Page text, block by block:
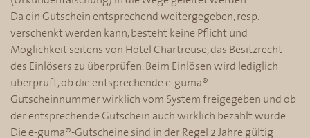
Da ein Gutschein entsprechend weitergegeben, resp.
verschenkt werden kann, besteht keine Pflicht und
Möglichkeit seitens von Hotel Chartreuse, das Besitzrecht
des Einlösers zu überprüfen. Beim Einlösen wird lediglich
überprüft, ob die entsprechende e-guma®-
Gutscheinnummer wirklich vom System freigegeben und ob
der entsprechende Gutschein auch wirklich bezahlt wurde.
Die e-guma®-Gutscheine sind in der Regel 2 Jahre gültig